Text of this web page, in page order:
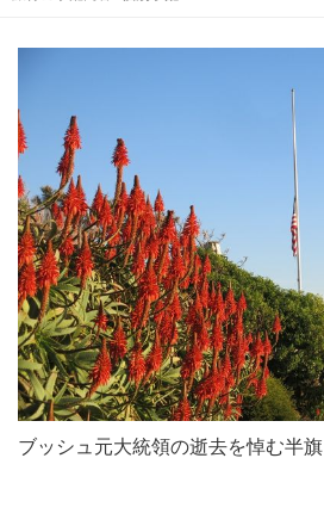
ブッシュ元大統領の逝去を悼む半旗